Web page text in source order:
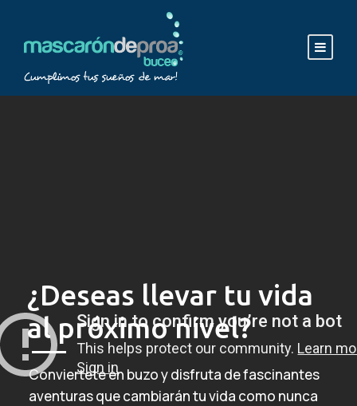
¿Deseas llevar tu vida
al próximo nivel?
Conviertete en buzo y disfruta de fascinantes
aventuras que cambiarán tu vida como nunca